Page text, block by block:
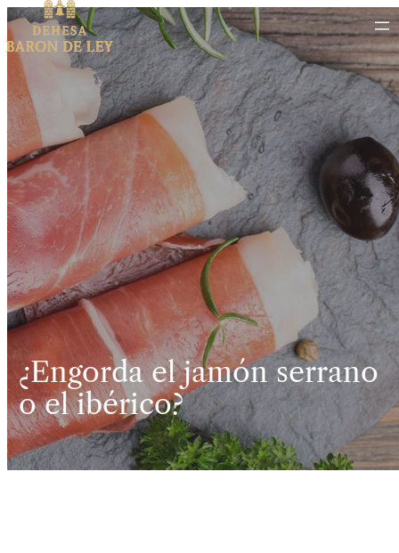
¿Engorda el jamón serrano
o el ibérico?